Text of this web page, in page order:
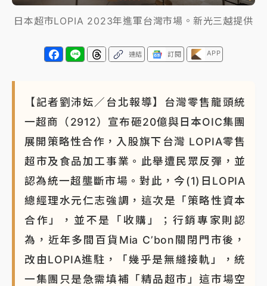
日本超市LOPIA 2023年進軍台灣市場。新光三越提供
連結 訂閱 APP
【記者劉沛妘／台北報導】台灣零售龍頭統
一超商（2912）宣布砸20億與日本OIC集團
展開策略性合作，入股旗下台灣 LOPIA零售
超市及食品加工事業。此舉遭民眾反彈，並
認為統一超壟斷市場。對此，今(1)日LOPIA
總經理水元仁志強調，這次是「策略性資本
合作」，並不是「收購」；行銷專家則認
為，近年多間百貨Mia C’bon關閉門市後，
改由LOPIA進駐，「幾乎是無縫接軌」，統
一集團只是急需填補「精品超市」這市場空